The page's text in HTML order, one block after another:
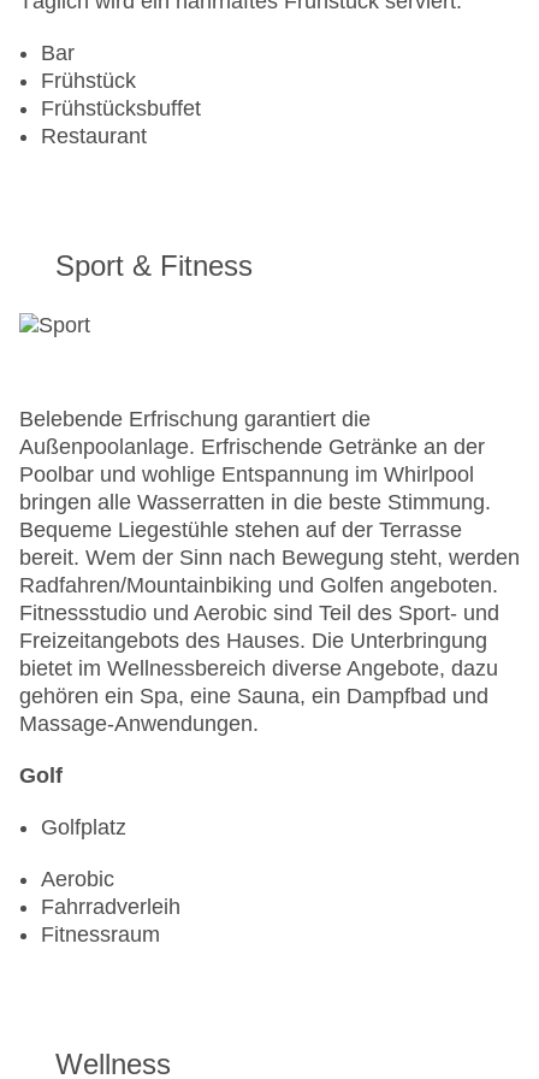
Zahlungsarten: American Express, EC Maestro,
Landeskategorie: 4 Sterne
Bar
Frühstück
Frühstücksbuffet
Restaurant
Sport & Fitness
Belebende Erfrischung garantiert die
Außenpoolanlage. Erfrischende Getränke an der
Poolbar und wohlige Entspannung im Whirlpool
bringen alle Wasserratten in die beste Stimmung.
Bequeme Liegestühle stehen auf der Terrasse
bereit. Wem der Sinn nach Bewegung steht, werden
Radfahren/Mountainbiking und Golfen angeboten.
Fitnessstudio und Aerobic sind Teil des Sport- und
Freizeitangebots des Hauses. Die Unterbringung
bietet im Wellnessbereich diverse Angebote, dazu
gehören ein Spa, eine Sauna, ein Dampfbad und
Massage-Anwendungen.
Golf
Golfplatz
Aerobic
Fahrradverleih
Fitnessraum
Wellness